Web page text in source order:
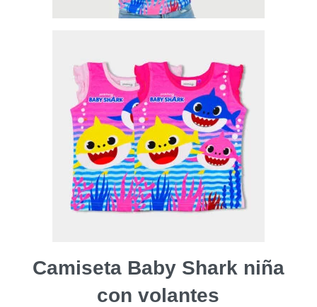
Camiseta Baby Shark niña
con volantes